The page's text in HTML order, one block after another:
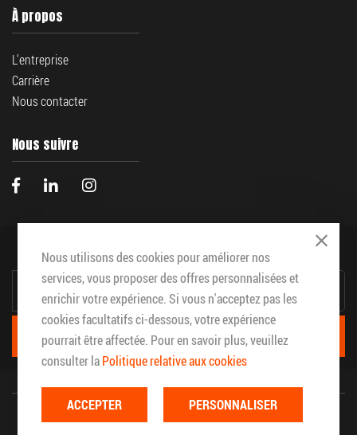
Close
Nous utilisons des cookies pour améliorer nos
services, vous proposer des offres personnalisées et
enrichir votre expérience. Si vous n'acceptez pas les
cookies facultatifs ci-dessous, votre expérience
pourrait être affectée. Pour en savoir plus, veuillez
consulter laPolitique relative aux cookies
ACCEPTER PERSONNALISER
À propos
L'entreprise
Carrière
Nous contacter
Nous suivre
INSCRIPTION
NOTRE
INFOLETTRE
S'ABONNER
Copyright © 2026 Frameco. Tous droits réservé.